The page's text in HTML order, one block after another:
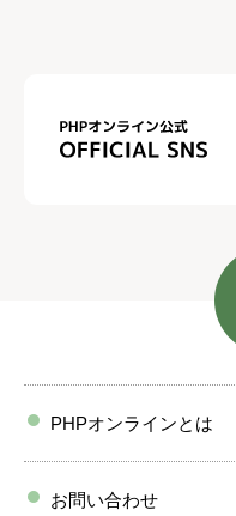
PHPオンラインとは
お問い合わせ